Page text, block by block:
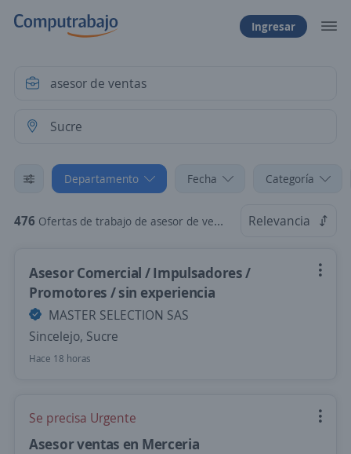
Ingresar
Departamento Fecha Categoría
476 Ofertas de trabajo de asesor de ventas en Sucre Relevancia
Asesor Comercial / Impulsadores /
Promotores / sin experiencia
MASTER SELECTION SAS
Sincelejo, Sucre
Hace 18 horas
Se precisa Urgente
Asesor ventas en Merceria